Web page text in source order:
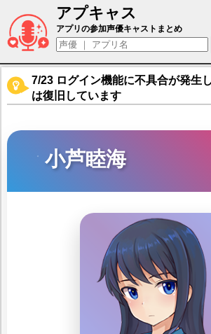
アプキャス
小芦睦海（声優：高野麻
アプリの参加声優キャストまとめ
7/23 ログイン機能に不具合が発生
は復旧しています
小芦睦海